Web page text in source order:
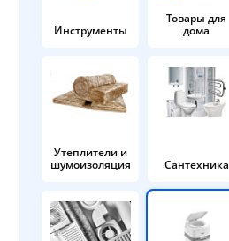
Инструменты
Товары для
дома
Утеплители и
шумоизоляция
Сантехника